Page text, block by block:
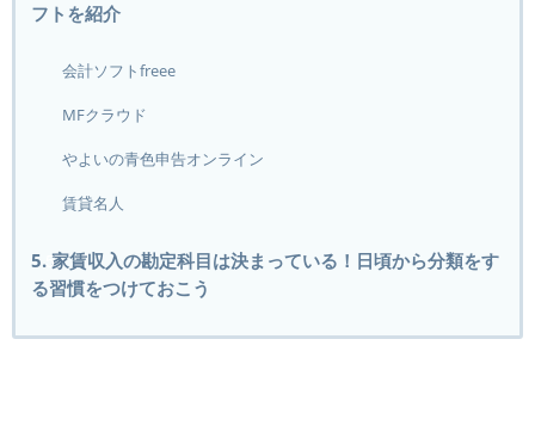
フトを紹介
会計ソフトfreee
MFクラウド
やよいの青色申告オンライン
賃貸名人
5. 家賃収入の勘定科目は決まっている！日頃から分類をす
る習慣をつけておこう